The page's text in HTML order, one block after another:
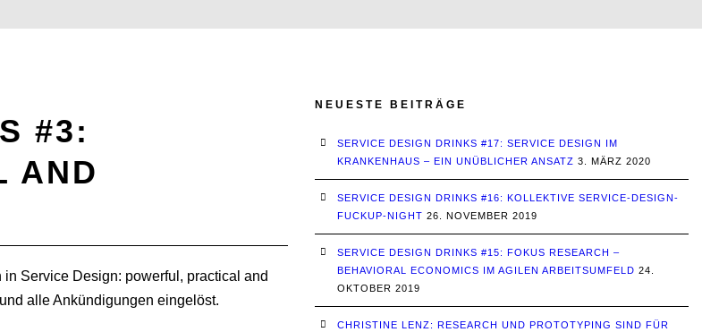
#3:
AND
Service Design: powerful, practical and
alle Ankündigungen eingelöst.
NEUESTE BEITRÄGE
SERVICE DESIGN DRINKS #17: SERVICE DESIGN IM
KRANKENHAUS – EIN UNÜBLICHER ANSATZ 3. MÄRZ 2020
SERVICE DESIGN DRINKS #16: KOLLEKTIVE SERVICE-DESIGN-
FUCKUP-NIGHT 26. NOVEMBER 2019
SERVICE DESIGN DRINKS #15: FOKUS RESEARCH –
BEHAVIORAL ECONOMICS IM AGILEN ARBEITSUMFELD 24.
OKTOBER 2019
CHRISTINE LENZ: RESEARCH UND PROTOTYPING SIND FÜR